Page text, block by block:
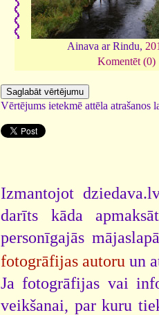
Ainava ar Rindu,
Komentēt (0)
Vērtējums ietekmē attēla atrašanos
Izmantojot
darīts kāda
personīgajās
fotogrāfijas autoru un
Ja fotogrāfijas vai
veikšanai, par kuru